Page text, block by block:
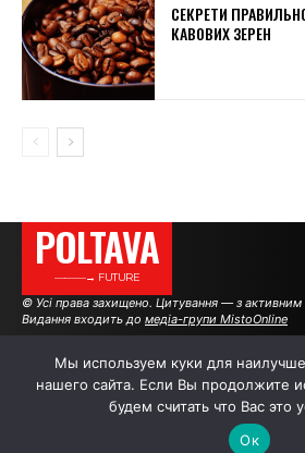
СЕКРЕТИ
КАВОВИХ ЗЕРЕН
POLTAVA
———→ FUTURE
© Усі права захищено. Цитування — з активним
Видання входить до медіа-групи MistoOnline
АВТОРИ
Мы используем куки для
нашего сайта. Если Вы продолжите
будем считать что Вас это
Ок